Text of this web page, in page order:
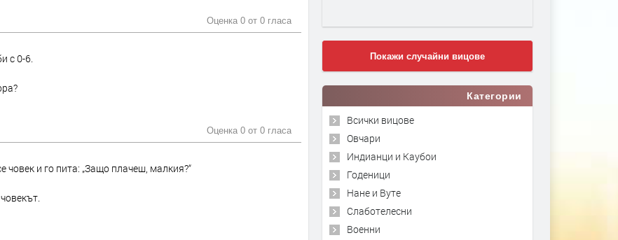
Оценка 0 от 0 гласа
с 0-6.
Оценка 0 от 0 гласа
и го пита: „Защо плачеш, малкия?“
Покажи случайни вицове
Категории
Всички вицове
Овчари
Индианци и Каубои
Годеници
Нане и Вуте
Слаботелесни
Военни